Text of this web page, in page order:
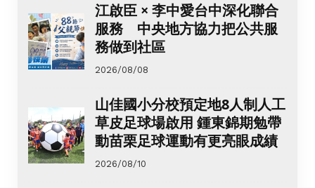
江啟臣 × 李中愛台中深化聯合
服務 中央地方協力把公共服
務做到社區
2026/08/08
山佳國小分校預定地8人制人工
草皮足球場啟用 鍾東錦期勉帶
動苗栗足球運動有更亮眼成績
2026/08/10